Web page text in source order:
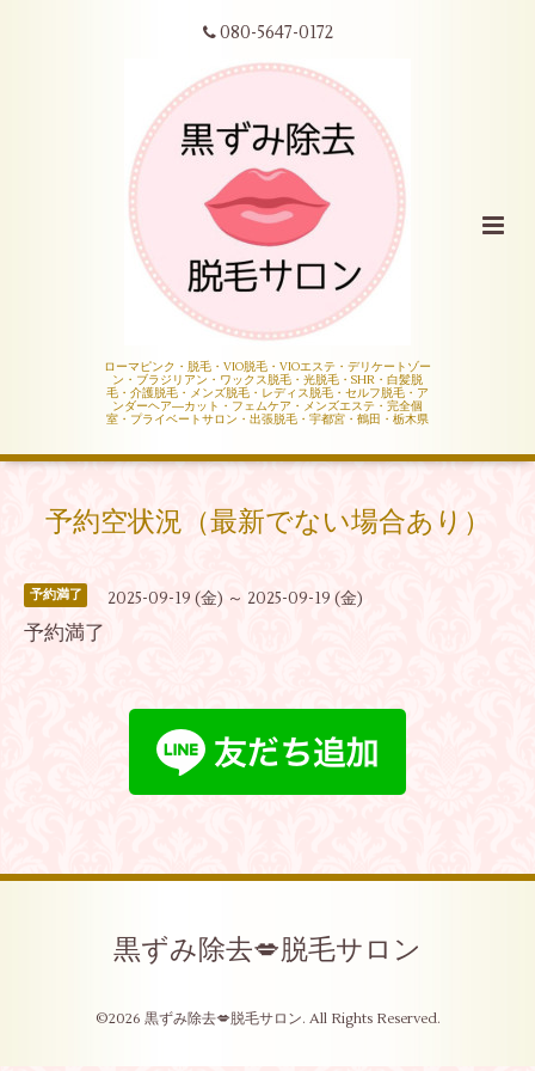
080-5647-0172
ローマピンク・脱毛・VIO脱毛・VIOエステ・デリケートゾー
ン・ブラジリアン・ワックス脱毛・光脱毛・SHR・白髪脱
毛・介護脱毛・メンズ脱毛・レディス脱毛・セルフ脱毛・ア
ンダーヘア―カット・フェムケア・メンズエステ・完全個
室・プライベートサロン・出張脱毛・宇都宮・鶴田・栃木県
予約空状況（最新でない場合あり）
予約満了 2025-09-19 (金) ～ 2025-09-19 (金)
予約満了
黒ずみ除去💋脱毛サロン
©2026 黒ずみ除去💋脱毛サロン. All Rights Reserved.